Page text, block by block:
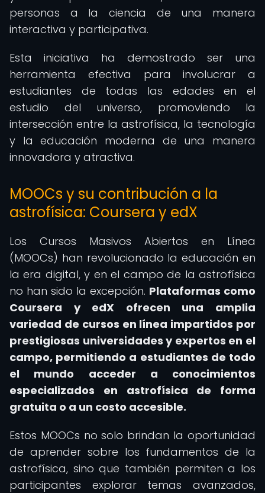
personas a la ciencia de una manera
interactiva y participativa.
Esta iniciativa ha demostrado ser una
herramienta efectiva para involucrar a
estudiantes de todas las edades en el
estudio del universo, promoviendo la
intersección entre la astrofísica, la tecnología
y la educación moderna de una manera
innovadora y atractiva.
MOOCs y su contribución a la
astrofísica: Coursera y edX
Los Cursos Masivos Abiertos en Línea
(MOOCs) han revolucionado la educación en
la era digital, y en el campo de la astrofísica
no han sido la excepción. Plataformas como
Coursera y edX ofrecen una amplia
variedad de cursos en línea impartidos por
prestigiosas universidades y expertos en el
campo, permitiendo a estudiantes de todo
el mundo acceder a conocimientos
especializados en astrofísica de forma
gratuita o a un costo accesible.
Estos MOOCs no solo brindan la oportunidad
de aprender sobre los fundamentos de la
astrofísica, sino que también permiten a los
participantes explorar temas avanzados,